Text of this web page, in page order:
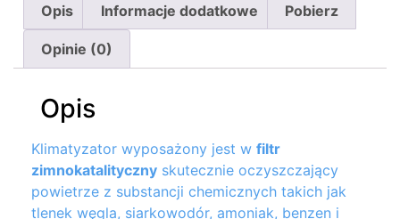
Opis Informacje dodatkowe Pobierz
Opinie (0)
Opis
Klimatyzator wyposażony jest w filtr
zimnokatalityczny skutecznie oczyszczający
powietrze z substancji chemicznych takich jak
tlenek węgla, siarkowodór, amoniak, benzen i